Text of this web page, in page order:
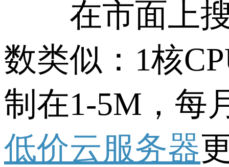
在市面上搜
数类似：1核
制在1-5M，每
低价云服务器